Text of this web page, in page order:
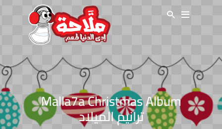
Malla7a Christmas Album
ترانيم الميلاد